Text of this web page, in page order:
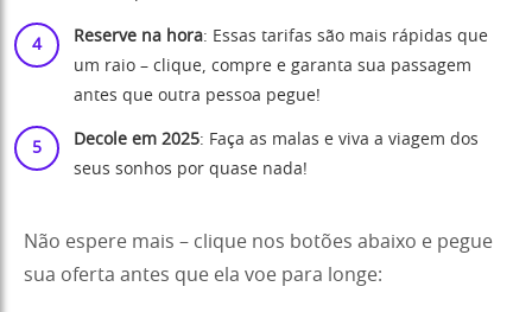
Reserve na hora: Essas tarifas são mais rápidas que
um raio – clique, compre e garanta sua passagem
antes que outra pessoa pegue!
Decole em 2025: Faça as malas e viva a viagem dos
seus sonhos por quase nada!
Não espere mais – clique nos botões abaixo e pegue
sua oferta antes que ela voe para longe: